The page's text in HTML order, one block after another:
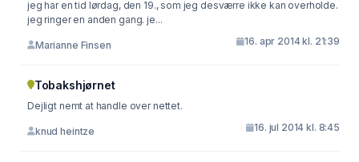
jeg har en tid lørdag, den 19., som jeg desværre ikke kan overholde.
jeg ringer en anden gang. je...
Marianne Finsen 16. apr 2014 kl. 21:39
Tobakshjørnet
Dejligt nemt at handle over nettet.
knud heintze 16. jul 2014 kl. 8:45